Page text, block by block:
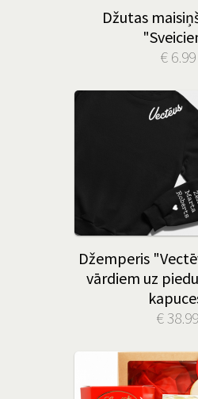
Džutas
€ 6.99
Džemperis
vārdiem uz
€ 38.99